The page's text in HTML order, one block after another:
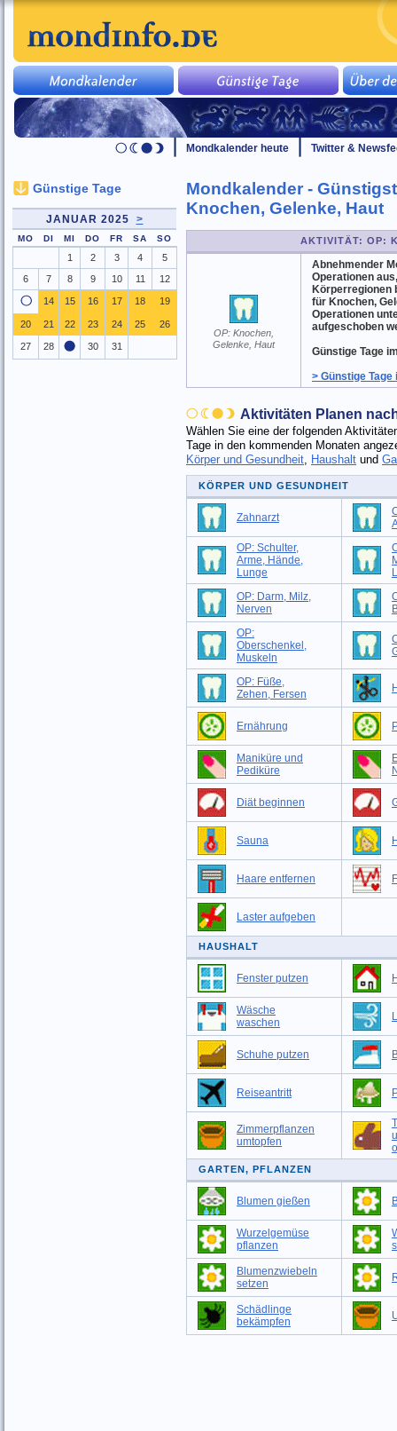
Mondkalender heute Twitter &
Mondkalender -
Knochen, Gelenke, Haut
AKTIVITÄT: OP:
OP: Knochen,
Gelenke, Haut
Abnehmender
Operationen
Körperregionen
für Knochen,
Operationen
aufgeschoben
Günstige Tage
> Günstige Tage
Aktivitäten Planen
Wählen Sie eine der folgenden
Tage in den kommenden Monaten
Körper und Gesundheit, Haushaltund
KÖRPER UND GESUNDHEIT
Zahnarzt
OP: Schulter,
Arme, Hände,
Lunge
OP: Darm, Milz,
Nerven
OP:
Oberschenkel,
Muskeln
OP: Füße,
Zehen, Fersen
Ernährung
Maniküre und
Pediküre
Diät beginnen
Sauna
Haare entfernen
Laster aufgeben
HAUSHALT
Fenster putzen
Wäsche
waschen
Schuhe putzen
Reiseantritt
Zimmerpflanzen
umtopfen
GARTEN, PFLANZEN
Blumen gießen
Wurzelgemüse
pflanzen
Blumenzwiebeln
setzen
Schädlinge
bekämpfen
Günstige Tage
JANUAR 2025 >
MO DI MI DO FR SA SO
1 2 3 4
5
6
7 8 9 10 11 12
14 15 16 17 18 19
20 21 22 23 24 25 26
27 28 30 31